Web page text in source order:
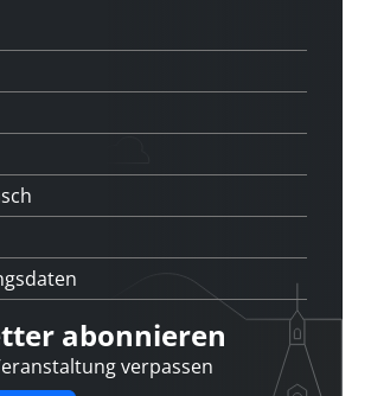
abonnieren
verpassen